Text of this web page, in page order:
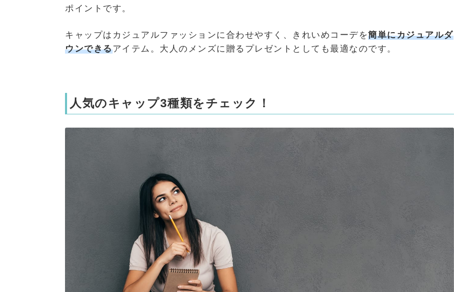
ポイントです。
キャップはカジュアルファッションに合わせやすく、きれいめコーデを簡単にカジュアルダ
ウンできるアイテム。大人のメンズに贈るプレゼントとしても最適なのです。
人気のキャップ3種類をチェック！